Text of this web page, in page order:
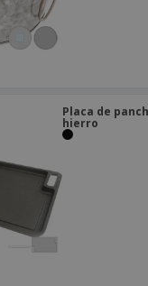
Placa de
hierro